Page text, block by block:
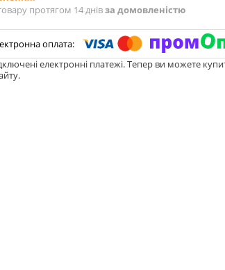
протягом 14 днівза домовленістю
електронні платежі. Тепер ви можете